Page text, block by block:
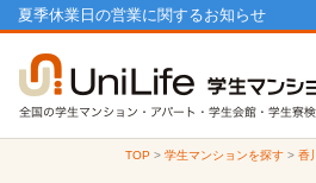
夏季休業日の営業に関するお知らせ
TOP > 学生マンションを探す> 香